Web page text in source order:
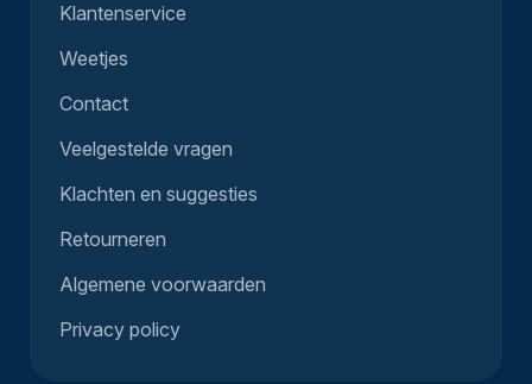
Klantenservice
Weetjes
Contact
Veelgestelde vragen
Klachten en suggesties
Retourneren
Algemene voorwaarden
Privacy policy